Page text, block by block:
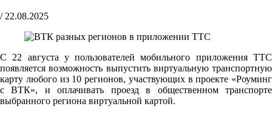
/ 22.08.2025
С 22 августа у пользователей мобильного приложения ТТС
появляется возможность выпустить виртуальную транспортную
карту любого из 10 регионов, участвующих в проекте «Роуминг
с ВТК», и оплачивать проезд в общественном транспорте
выбранного региона виртуальной картой.